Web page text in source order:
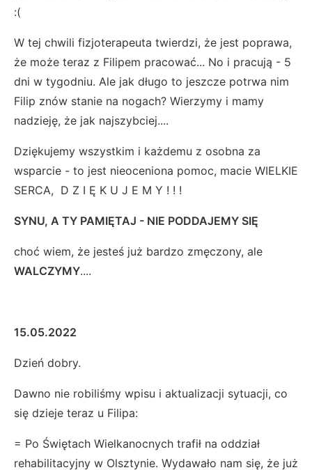
:(
W tej chwili fizjoterapeuta twierdzi, że jest poprawa,
że może teraz z Filipem pracować... No i pracują - 5
dni w tygodniu. Ale jak długo to jeszcze potrwa nim
Filip znów stanie na nogach? Wierzymy i mamy
nadzieję, że jak najszybciej....
Dziękujemy wszystkim i każdemu z osobna za
wsparcie - to jest nieoceniona pomoc, macie WIELKIE
SERCA, D Z I Ę K U J E M Y ! ! !
SYNU, A TY PAMIĘTAJ - NIE PODDAJEMY SIĘ
choć wiem, że jesteś już bardzo zmęczony, ale
WALCZYMY....
15.05.2022
Dzień dobry.
Dawno nie robiliśmy wpisu i aktualizacji sytuacji, co
się dzieje teraz u Filipa:
= Po Świętach Wielkanocnych trafił na oddział
rehabilitacyjny w Olsztynie. Wydawało nam się, że już